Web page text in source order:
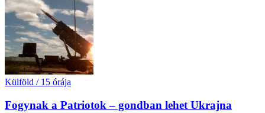
Külföld / 15 órája
Fogynak a Patriotok – gondban lehet Ukrajna